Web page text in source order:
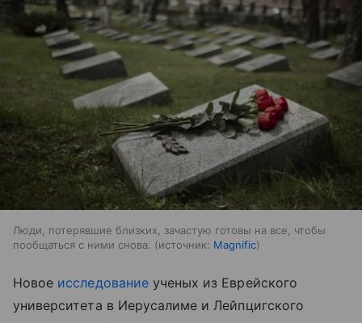
Люди, потерявшие близких, зачастую готовы на все, чтобы
пообщаться с ними снова.
источник: Magnific
Новое исследованиеученых из Еврейского
университета в Иерусалиме и Лейпцигского